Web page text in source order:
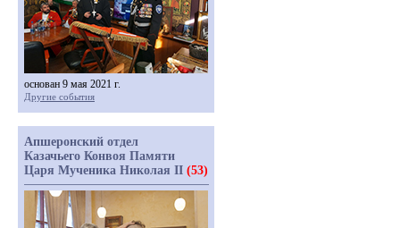
основан 9 мая 2021 г.
Другие события
Апшеронский отдел
Казачьего Конвоя Памяти
Царя Мученика Николая II (53)